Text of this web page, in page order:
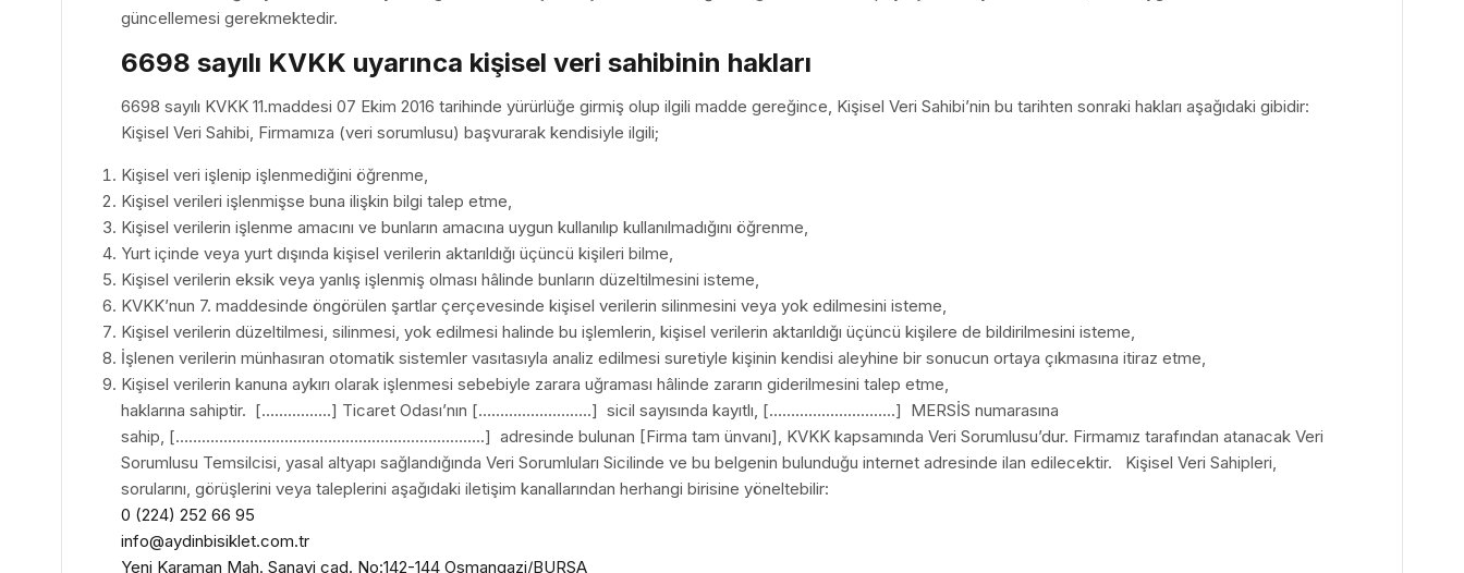
güncellemesi gerekmektedir.
6698 sayılı KVKK uyarınca kişisel veri sahibinin hakları
6698 sayılı KVKK 11.maddesi 07 Ekim 2016 tarihinde yürürlüğe girmiş olup ilgili madde gereğince, Kişisel Veri Sahibi’nin bu tarihten sonraki hakları aşağıdaki gibidir:
Kişisel Veri Sahibi, Firmamıza (veri sorumlusu) başvurarak kendisiyle ilgili;
Kişisel veri işlenip işlenmediğini öğrenme,
Kişisel verileri işlenmişse buna ilişkin bilgi talep etme,
Kişisel verilerin işlenme amacını ve bunların amacına uygun kullanılıp kullanılmadığını öğrenme,
Yurt içinde veya yurt dışında kişisel verilerin aktarıldığı üçüncü kişileri bilme,
Kişisel verilerin eksik veya yanlış işlenmiş olması hâlinde bunların düzeltilmesini isteme,
KVKK’nun 7. maddesinde öngörülen şartlar çerçevesinde kişisel verilerin silinmesini veya yok edilmesini isteme,
Kişisel verilerin düzeltilmesi, silinmesi, yok edilmesi halinde bu işlemlerin, kişisel verilerin aktarıldığı üçüncü kişilere de bildirilmesini isteme,
İşlenen verilerin münhasıran otomatik sistemler vasıtasıyla analiz edilmesi suretiyle kişinin kendisi aleyhine bir sonucun ortaya çıkmasına itiraz etme,
Kişisel verilerin kanuna aykırı olarak işlenmesi sebebiyle zarara uğraması hâlinde zararın giderilmesini talep etme,
haklarına sahiptir. […………….] Ticaret Odası’nın [……………………..] sicil sayısında kayıtlı, [………………………..] MERSİS numarasına
sahip, [……………………………………………………………..] adresinde bulunan [Firma tam ünvanı], KVKK kapsamında Veri Sorumlusu’dur. Firmamız tarafından atanacak Veri
Sorumlusu Temsilcisi, yasal altyapı sağlandığında Veri Sorumluları Sicilinde ve bu belgenin bulunduğu internet adresinde ilan edilecektir. Kişisel Veri Sahipleri,
sorularını, görüşlerini veya taleplerini aşağıdaki iletişim kanallarından herhangi birisine yöneltebilir:
0 (224) 252 66 95
info@aydinbisiklet.com.tr
Yeni Karaman Mah. Sanayi cad. No:142-144 Osmangazi/BURSA